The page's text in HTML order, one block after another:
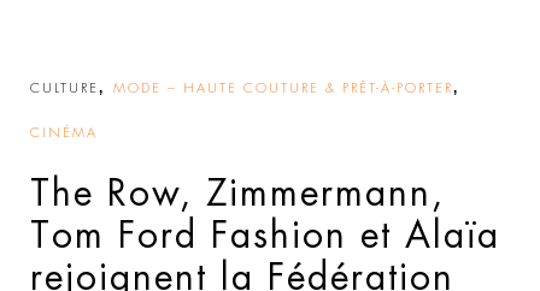
CULTURE , MODE – HAUTE COUTURE & PRÊT-À-PORTER,
CINÉMA
The Row, Zimmermann,
Tom Ford Fashion et Alaïa
rejoignent la Fédération